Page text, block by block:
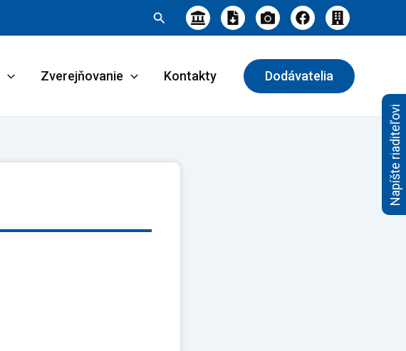
Hľadať
Zverejňovanie Kontakty Dodávatelia
Napíšte riaditeľovi